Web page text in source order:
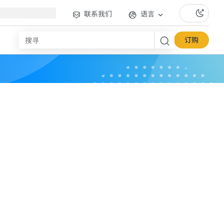
联系我们 语言
订购